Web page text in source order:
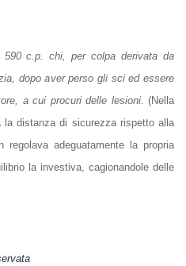
590 c.p. chi, per colpa derivata da
dopo aver perso gli sci ed essere
a cui procuri delle lesioni. (Nella
la distanza di sicurezza rispetto alla
adeguatamente la propria
la investiva, cagionandole delle